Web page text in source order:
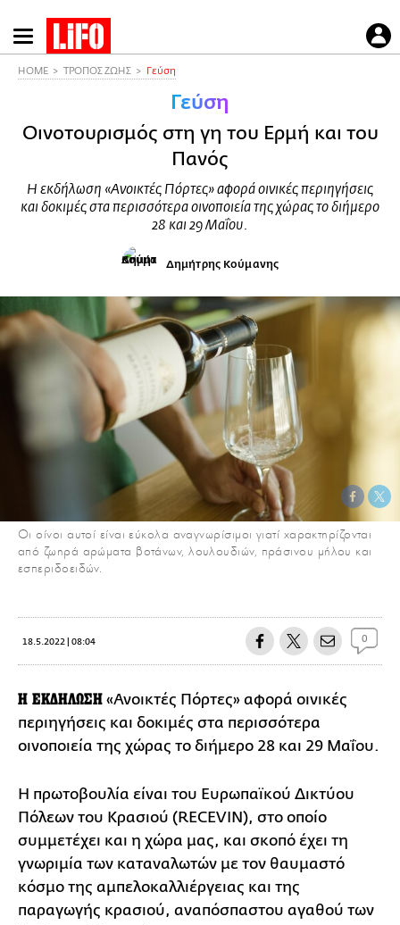
Παράκαμψη
προς
HOME ΤΡΟΠΟΣ ΖΩΗΣ Γεύση
Γεύση
Οινοτουρισμός στη γη του Ερμή και του
Πανός
Η εκδήλωση «Ανοικτές Πόρτες» αφορά οινικές περιηγήσεις
και δοκιμές στα περισσότερα οινοποιεία της χώρας το διήμερο
28 και 29 Μαΐου.
Δημήτρης Κούμανης
Οι οίνοι αυτοί είναι εύκολα αναγνωρίσιμοι γιατί χαρακτηρίζονται
από ζωηρά αρώματα βοτάνων, λουλουδιών, πράσινου μήλου και
εσπεριδοειδών.
18.5.2022 | 08:04 0
Η ΕΚΔΗΛΩΣΗ«Ανοικτές Πόρτες» αφορά οινικές
περιηγήσεις και δοκιμές στα περισσότερα
οινοποιεία της χώρας το διήμερο 28 και 29 Μαΐου.
Η πρωτοβουλία είναι του Ευρωπαϊκού Δικτύου
Πόλεων του Κρασιού (RECEVIN), στο οποίο
συμμετέχει και η χώρα μας, και σκοπό έχει τη
γνωριμία των καταναλωτών με τον θαυμαστό
κόσμο της αμπελοκαλλιέργειας και της
παραγωγής κρασιού, αναπόσπαστου αγαθού των